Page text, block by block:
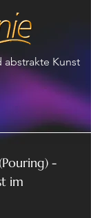
Kunst
-
im